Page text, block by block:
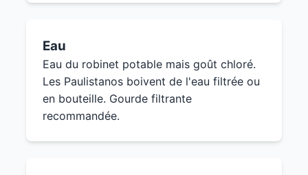
Eau
Eau du robinet potable mais goût chloré.
Les Paulistanos boivent de l'eau filtrée ou
en bouteille. Gourde filtrante
recommandée.